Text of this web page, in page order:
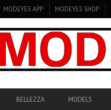
MODEYES APP MODEYES SHOP
BELLEZZA MODELS